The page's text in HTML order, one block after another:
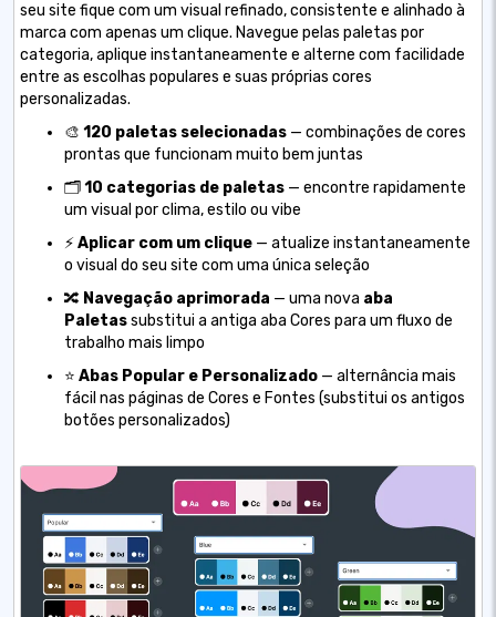
seu site fique com um visual refinado, consistente e alinhado à
marca com apenas um clique. Navegue pelas paletas por
categoria, aplique instantaneamente e alterne com facilidade
entre as escolhas populares e suas próprias cores
personalizadas.
🎨 120 paletas selecionadas — combinações de cores
prontas que funcionam muito bem juntas
🗂️10 categorias de paletas — encontre rapidamente
um visual por clima, estilo ou vibe
⚡Aplicar com um clique — atualize instantaneamente
o visual do seu site com uma única seleção
🔀 Navegação aprimorada — uma nova aba
Paletassubstitui a antiga aba Cores para um fluxo de
trabalho mais limpo
⭐ Abas Popular e Personalizado — alternância mais
fácil nas páginas de Cores e Fontes (substitui os antigos
botões personalizados)